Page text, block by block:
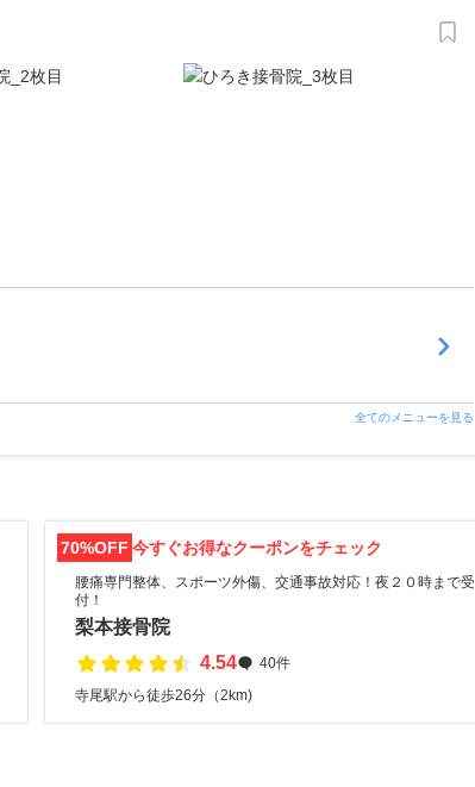
全てのメニューを見る
70%OFF 今すぐお得なクーポンをチェック
腰痛専門整体、スポーツ外傷、交通事故対応！夜２０時まで受
付！
梨本接骨院
4.54
40件
寺尾駅から徒歩26分（2km)